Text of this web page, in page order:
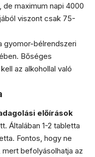
maximum napi 4000
viszont csak 75-
gyomor-bélrendszeri
Bőséges
az alkohollal való
előírások
Általában 1-2 tabletta
Fontos, hogy ne
befolyásolhatja az